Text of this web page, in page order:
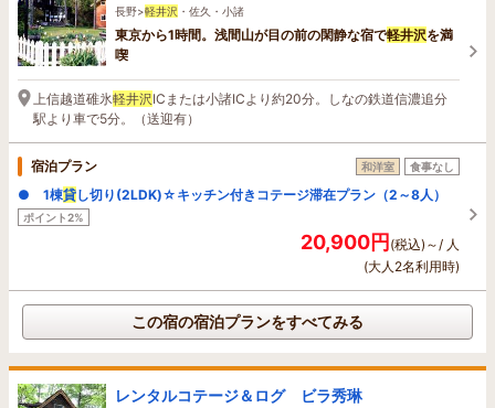
長野>軽井沢 ・佐久・小諸
東京から1時間。浅間山が目の前の閑静な宿で軽井沢を満
喫
上信越道碓氷軽井沢ICまたは小諸ICより約20分。しなの鉄道信濃追分
駅より車で5分。（送迎有）
宿泊プラン 和洋室 食事なし
● 1棟貸し切り(2LDK)☆キッチン付きコテージ滞在プラン（2～8人）
ポイント2%
20,900円(税込)～/ 人
(大人2名利用時)
この宿の宿泊プランをすべてみる
レンタルコテージ＆ログ ビラ秀琳